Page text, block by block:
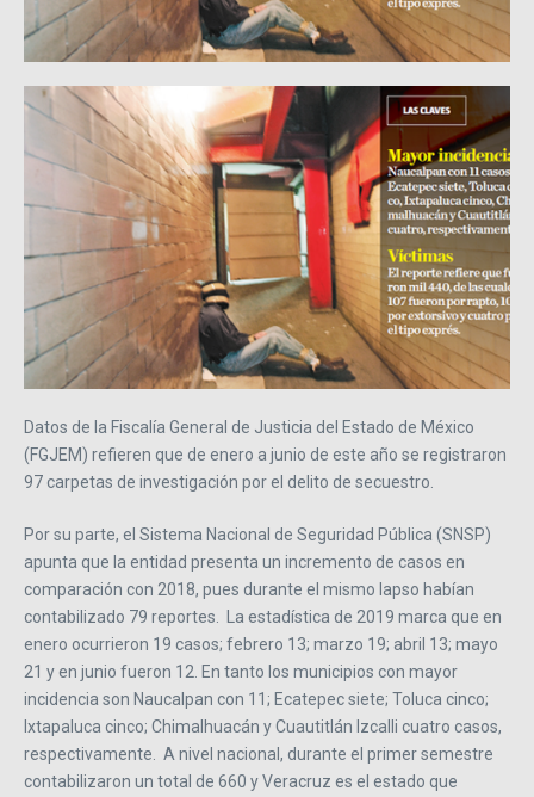
Datos de la Fiscalía General de Justicia del Estado de México
(FGJEM) refieren que de enero a junio de este año se registraron
97 carpetas de investigación por el delito de secuestro.
Por su parte, el Sistema Nacional de Seguridad Pública (SNSP)
apunta que la entidad presenta un incremento de casos en
comparación con 2018, pues durante el mismo lapso habían
contabilizado 79 reportes. La estadística de 2019 marca que en
enero ocurrieron 19 casos; febrero 13; marzo 19; abril 13; mayo
21 y en junio fueron 12. En tanto los municipios con mayor
incidencia son Naucalpan con 11; Ecatepec siete; Toluca cinco;
Ixtapaluca cinco; Chimalhuacán y Cuautitlán Izcalli cuatro casos,
respectivamente. A nivel nacional, durante el primer semestre
contabilizaron un total de 660 y Veracruz es el estado que